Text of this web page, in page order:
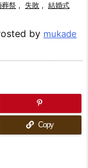
葬祭 , 失敗 , 結婚式
by mukade
Copy